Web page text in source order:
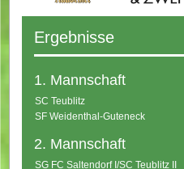
Ergebnisse
1. Mannschaft
SC Teublitz
SF Weidenthal-Guteneck
2. Mannschaft
SG FC Saltendorf I/SC Teublitz II